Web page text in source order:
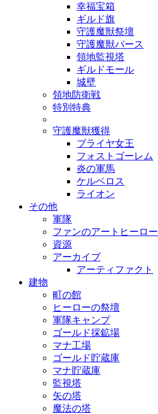
幸福宝箱
ギルド旗
守護魔獣祭壇
守護魔獣バース
領地監視塔
ギルドモール
城壁
領地防衛戦
特別特典
守護魔獣獲得
ブライヤ女王
フォストゴーレム
炎の軍馬
ケルベロス
ライオン
その他
軍隊
ファンのアートヒーロー
資源
アーカイブ
アーティファクト
建物
町の館
ヒーローの祭壇
軍隊キャンプ
ゴールド採鉱場
マナ工場
ゴールド貯蔵庫
マナ貯蔵庫
監視塔
矢の塔
魔法の塔